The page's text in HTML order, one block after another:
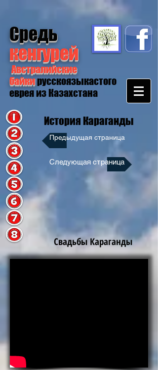
Средь
кенгурей
Австралийские
байкирусскоязыкастого
еврея из Казахстана
История Караганды
Предыдущая страница
Следующая страница
Свадьбы Караганды